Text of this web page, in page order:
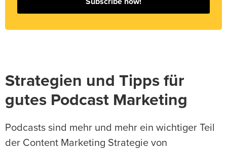
Subscribe now!
Strategien und Tipps für
gutes Podcast Marketing
Podcasts sind mehr und mehr ein wichtiger Teil
der Content Marketing Strategie von